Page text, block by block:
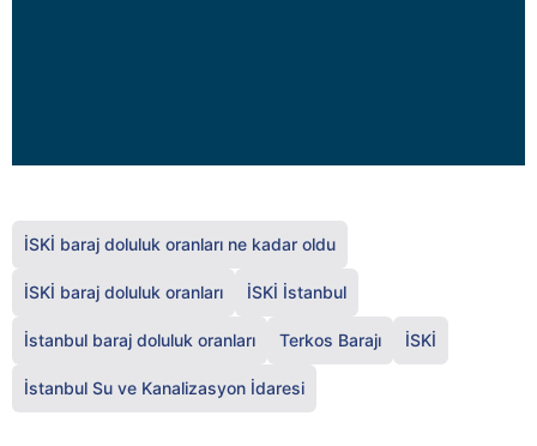
İSKİ baraj doluluk oranları ne kadar oldu
İSKİ baraj doluluk oranları İSKİ İstanbul
İstanbul baraj doluluk oranları Terkos Barajı İSKİ
İstanbul Su ve Kanalizasyon İdaresi